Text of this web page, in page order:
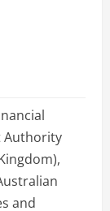
Authority
and